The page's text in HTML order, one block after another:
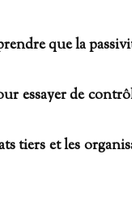
que la
essayer de
tiers et les